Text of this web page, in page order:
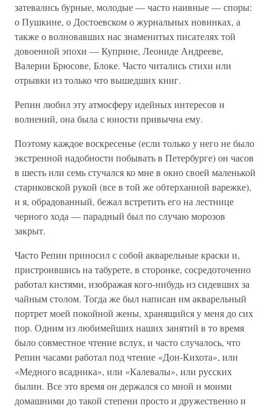
затевались бурные, молодые — часто наивные — споры:
о Пушкине, о Достоевском о журнальных новинках, а
также о волновавших нас знаменитых писателях той
довоенной эпохи — Куприне, Леониде Андрееве,
Валерии Брюсове, Блоке. Часто читались стихи или
отрывки из только что вышедших книг.
Репин любил эту атмосферу идейных интересов и
волнений, она была с юности привычна ему.
Поэтому каждое воскресенье (если только у него не было
экстренной надобности побывать в Петербурге) он часов
в шесть или семь стучался ко мне в окно своей маленькой
стариковской рукой (все в той же обтерханной варежке),
и я, обрадованный, бежал встретить его на лестнице
черного хода — парадный был по случаю морозов
закрыт.
Часто Репин приносил с собой акварельные краски и,
пристроившись на табурете, в сторонке, сосредоточенно
работал кистями, изображая кого-нибудь из сидевших за
чайным столом. Тогда же был написан им акварельный
портрет моей покойной жены, хранящийся у меня до сих
пор. Одним из любимейших наших занятий в то время
было совместное чтение вслух, и часто случалось, что
Репин часами работал под чтение «Дон-Кихота», или
«Медного всадника», или «Калевалы», или русских
былин. Все это время он держался со мной и моими
домашними до такой степени просто и дружественно и